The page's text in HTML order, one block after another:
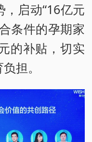
启动“16亿元
条件的孕期家
的补贴，切实
担。